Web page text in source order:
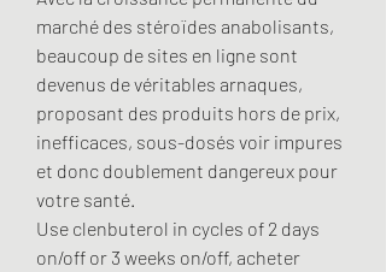
marché des stéroïdes anabolisants,
beaucoup de sites en ligne sont
devenus de véritables arnaques,
proposant des produits hors de prix,
inefficaces, sous-dosés voir impures
et donc doublement dangereux pour
votre santé.
Use clenbuterol in cycles of 2 days
on/off or 3 weeks on/off, acheter